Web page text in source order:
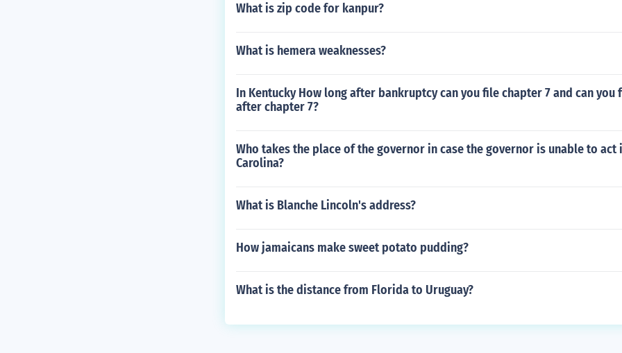
What is zip code for kanpur?
What is hemera weaknesses?
In Kentucky How long after bankruptcy can you file chapter 7 and can you
after chapter 7?
Who takes the place of the governor in case the governor is unable to act
Carolina?
What is Blanche Lincoln's address?
How jamaicans make sweet potato pudding?
What is the distance from Florida to Uruguay?